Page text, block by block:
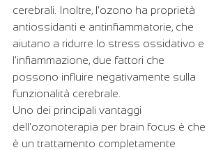
cerebrali. Inoltre, l'ozono ha proprietà
antiossidanti e antinfiammatorie, che
aiutano a ridurre lo stress ossidativo e
l'infiammazione, due fattori che
possono influire negativamente sulla
funzionalità cerebrale.
Uno dei principali vantaggi
dell'ozonoterapia per brain focus è che
è un trattamento completamente